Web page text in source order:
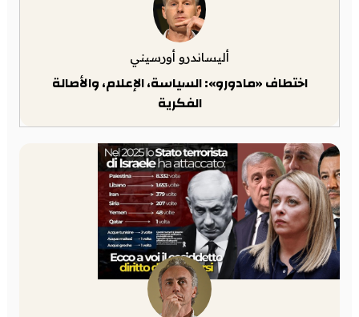
أليساندرو أورسيني
اختطاف «مادورو»: السياسة، الإعلام، والأصالة
الفكرية